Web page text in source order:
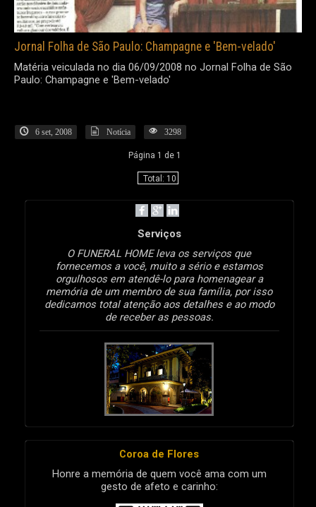
Jornal Folha de São Paulo: Champagne e 'Bem-velado'
Matéria veiculada no dia 06/09/2008 no Jornal Folha de São
Paulo: Champagne e 'Bem-velado'
6 set, 2008 Notícia 3298
Página 1 de 1
Total: 10
Serviços
O FUNERAL HOME leva os serviços que
fornecemos a você, muito a sério e estamos
orgulhosos em atendê-lo para homenagear a
memória de um membro de sua família, por isso
dedicamos total atenção aos detalhes e ao modo
de receber as pessoas.
Coroa de Flores
Honre a memória de quem você ama com um
gesto de afeto e carinho: